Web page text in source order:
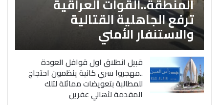
ترفع الجاهلية القتالية
والاستنفار الأمني
قبيل انطلاق اول قوافل العودة
..مهجروا سري كانية ينظمون احتجاج
للمطالبة بتعويضات مماثلة لتلك
المقدمة لأهالي عفرين